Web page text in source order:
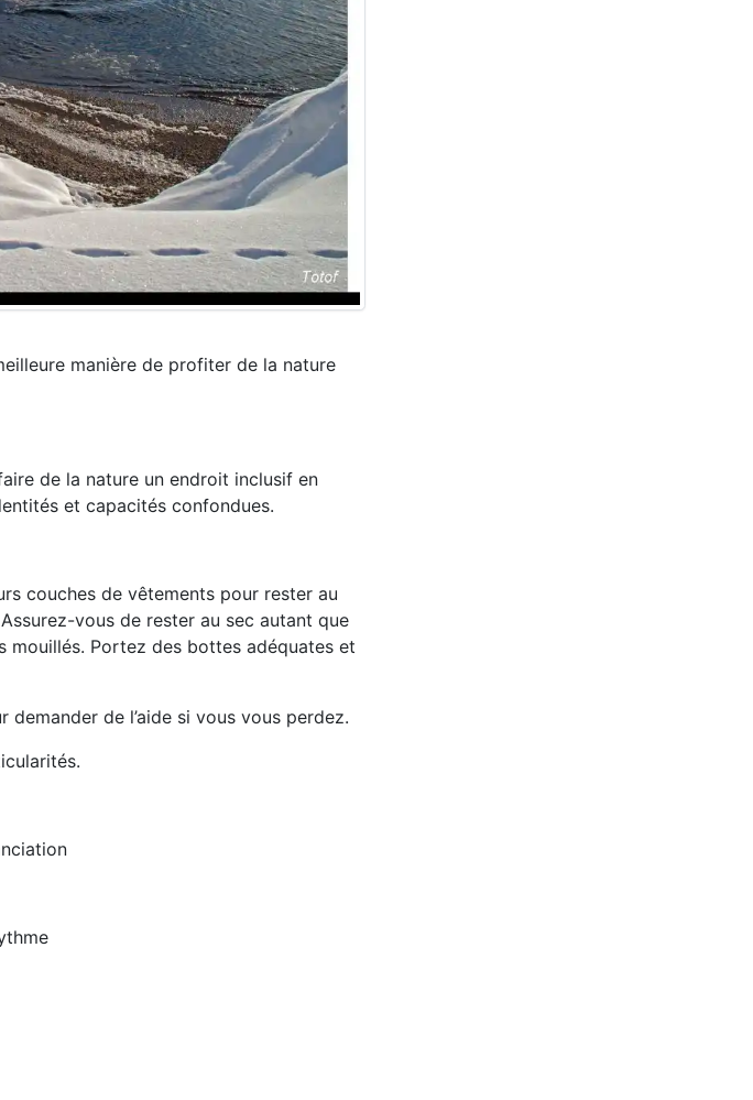
manière de profiter de la nature
de la nature un endroit inclusif en
et capacités confondues.
couches de vêtements pour rester au
vous de rester au sec autant que
Portez des bottes adéquates et
de l’aide si vous vous perdez.